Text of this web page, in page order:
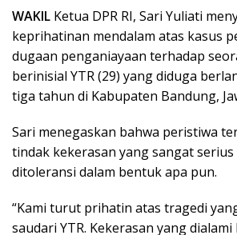
WAKIL Ketua DPR RI, Sari Yuliati
keprihatinan mendalam atas kasus
dugaan penganiayaan terhadap
berinisial YTR (29) yang diduga
tiga tahun di Kabupaten Bandung,
Sari menegaskan bahwa peristiwa
tindak kekerasan yang sangat
ditoleransi dalam bentuk apa pun.
“Kami turut prihatin atas tragedi
saudari YTR. Kekerasan yang